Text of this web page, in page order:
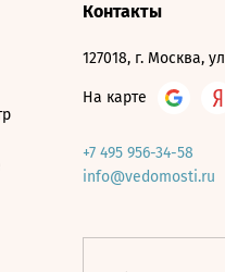
Контакты
127018, г. Москва,
На карте
+7 495 956-34-58
info@vedomosti.ru